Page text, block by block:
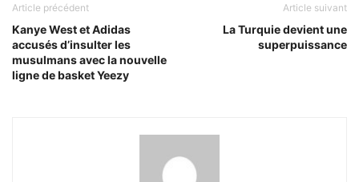
Article précédent
Kanye West et Adidas
accusés d’insulter les
musulmans avec la nouvelle
ligne de basket Yeezy
Article suivant
La Turquie devient une
superpuissance